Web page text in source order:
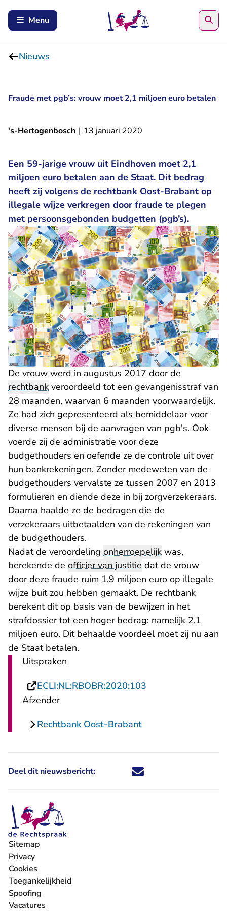
Menu
Nieuws
Fraude met pgb’s: vrouw moet 2,1 miljoen euro betalen
's-Hertogenbosch | 13 januari 2020
Een 59-jarige vrouw uit Eindhoven moet 2,1
miljoen euro betalen aan de Staat. Dit bedrag
heeft zij volgens de rechtbank Oost-Brabant op
illegale wijze verkregen door fraude te plegen
met persoonsgebonden budgetten (pgb’s).
De vrouw werd in augustus 2017 door de
rechtbank veroordeeld tot een gevangenisstraf van
28 maanden, waarvan 6 maanden voorwaardelijk.
Ze had zich gepresenteerd als bemiddelaar voor
diverse mensen bij de aanvragen van pgb's. Ook
voerde zij de administratie voor deze
budgethouders en oefende ze de controle uit over
hun bankrekeningen. Zonder medeweten van de
budgethouders vervalste ze tussen 2007 en 2013
formulieren en diende deze in bij zorgverzekeraars.
Daarna haalde ze de bedragen die de
verzekeraars uitbetaalden van de rekeningen van
de budgethouders.
Nadat de veroordeling onherroepelijk was,
berekende de officier van justitie dat de vrouw
door deze fraude ruim 1,9 miljoen euro op illegale
wijze buit zou hebben gemaakt. De rechtbank
berekent dit op basis van de bewijzen in het
strafdossier tot een hoger bedrag: namelijk 2,1
miljoen euro. Dit behaalde voordeel moet zij nu aan
de Staat betalen.
Uitspraken
ECLI:NL:RBOBR:2020:103
Afzender
Rechtbank Oost-Brabant
Deel dit nieuwsbericht: Deel dit nieuwsbericht via X -
Deel dit nieuwsbericht via
Deel dit nieuwsbericht
Deel dit
Sitemap
Privacy
Cookies
Toegankelijkheid
Spoofing
Vacatures